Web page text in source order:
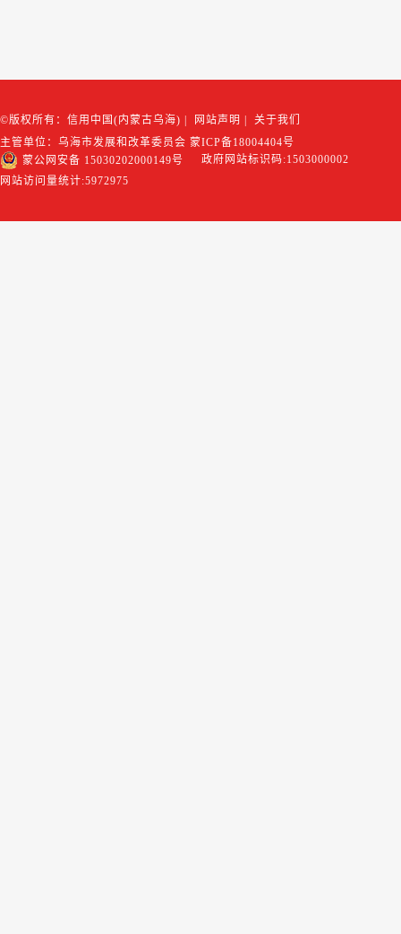
©版权所有：信用中国(内蒙古乌海) 网站声明
关于我们
主管单位：乌海市发展和改革委员会 蒙ICP备18004404号
蒙公网安备 15030202000149号
政府网站标识码:1503000002
网站访问量统计:5972975